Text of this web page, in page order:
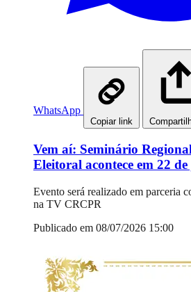
WhatsApp
Copiar link
Vem aí: Seminário
Eleitoral acontece em 22
Evento será realizado em parceria
na TV CRCPR
Publicado em 08/07/2026 15:00